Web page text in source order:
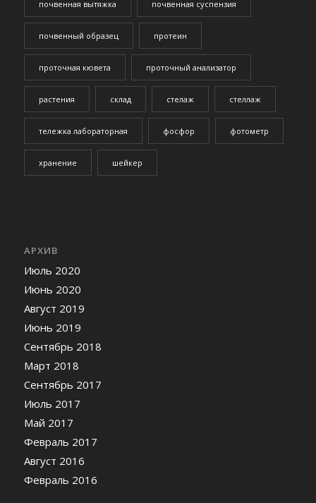
почвенная вытяжка почвенная суспензия
почвенный образец протеин
проточная кювета проточный анализатор
растения склад стелаж стеллаж
тележка лабораторная фосфор фотометр
хранение шейкер
АРХИВ
Июль 2020
Июнь 2020
Август 2019
Июнь 2019
Сентябрь 2018
Март 2018
Сентябрь 2017
Июль 2017
Май 2017
Февраль 2017
Август 2016
Февраль 2016